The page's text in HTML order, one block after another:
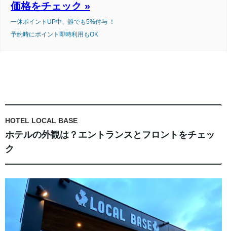
価格をチェック »
一休ポイントUP中、誰でも5%付与 ！
予約時にポイント即時利用もOK
HOTEL LOCAL BASE
ホテルの外観は？エントランスとフロントをチェッ
ク